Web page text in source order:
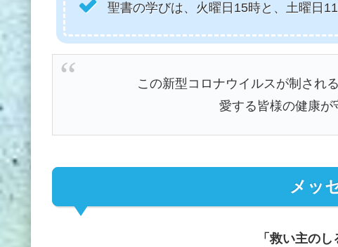
聖書の学びは、火曜日15時と、土曜日
この新型コロナウイルスが制され
愛する皆様の健康が
メッ
「救い主のし